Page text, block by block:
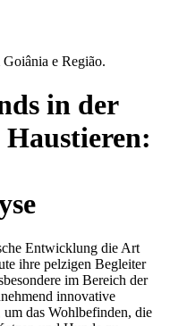
e Região.
in der
Entwicklung die Art
ihre pelzigen Begleiter
im Bereich der
innovative
um das Wohlbefinden, die